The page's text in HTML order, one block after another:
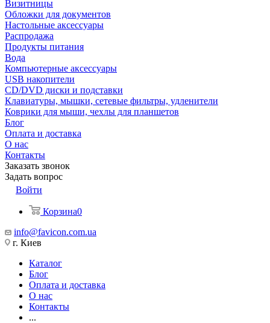
Визитницы
Обложки для документов
Настольные аксессуары
Распродажа
Продукты питания
Вода
Компьютерные аксессуары
USB накопители
CD/DVD диски и подставки
Клавиатуры, мышки, сетевые фильтры, удленители
Коврики для мыши, чехлы для планшетов
Блог
Оплата и доставка
О нас
Контакты
Заказать звонок
Задать вопрос
Войти
Корзина0
info@favicon.com.ua
г. Киев
Каталог
Блог
Оплата и доставка
О нас
Контакты
...